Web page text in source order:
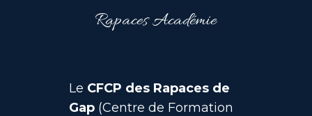
Rapaces Académie
Le CFCP des Rapaces de
Gap(Centre de Formation